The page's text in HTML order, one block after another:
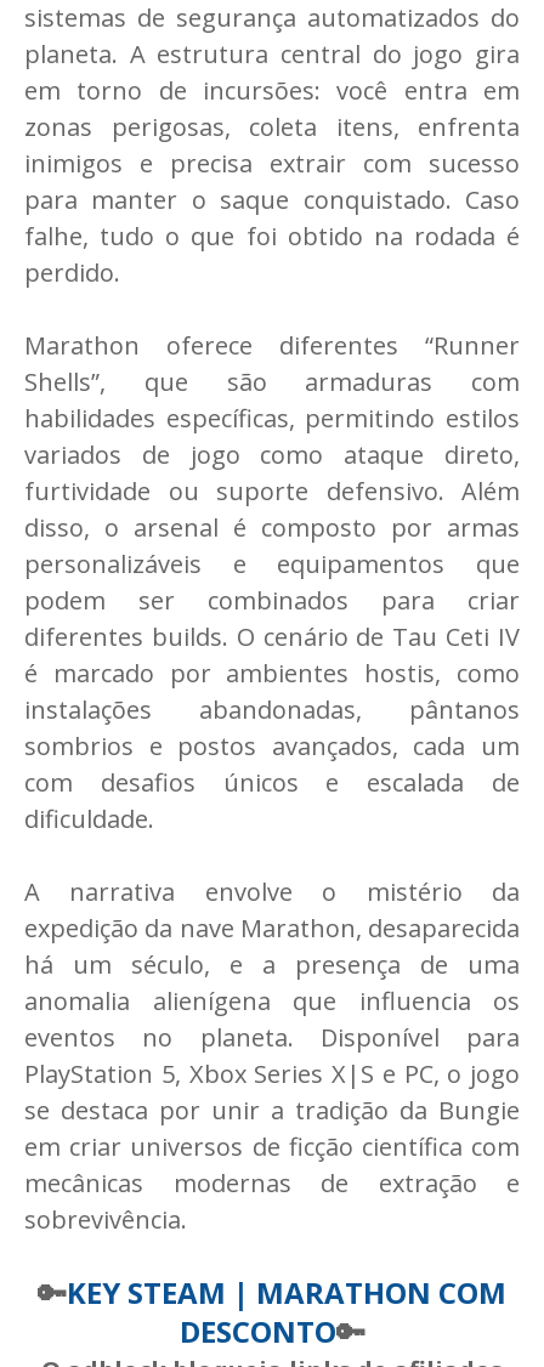
sistemas de segurança automatizados do
planeta. A estrutura central do jogo gira
em torno de incursões: você entra em
zonas perigosas, coleta itens, enfrenta
inimigos e precisa extrair com sucesso
para manter o saque conquistado. Caso
falhe, tudo o que foi obtido na rodada é
perdido.
Marathon oferece diferentes “Runner
Shells”, que são armaduras com
habilidades específicas, permitindo estilos
variados de jogo como ataque direto,
furtividade ou suporte defensivo. Além
disso, o arsenal é composto por armas
personalizáveis e equipamentos que
podem ser combinados para criar
diferentes builds. O cenário de Tau Ceti IV
é marcado por ambientes hostis, como
instalações abandonadas, pântanos
sombrios e postos avançados, cada um
com desafios únicos e escalada de
dificuldade.
A narrativa envolve o mistério da
expedição da nave Marathon, desaparecida
há um século, e a presença de uma
anomalia alienígena que influencia os
eventos no planeta. Disponível para
PlayStation 5, Xbox Series X|S e PC, o jogo
se destaca por unir a tradição da Bungie
em criar universos de ficção científica com
mecânicas modernas de extração e
sobrevivência.
🔑KEY STEAM | MARATHON COM
DESCONTO🔑